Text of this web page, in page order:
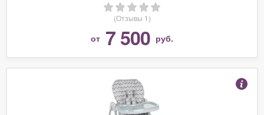
(Отзывы 1)
от 7 500 руб.